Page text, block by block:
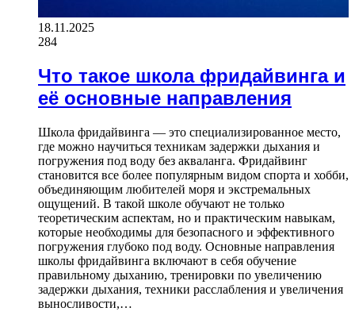
18.11.2025
284
Что такое школа фридайвинга и
её основные направления
Школа фридайвинга — это специализированное место,
где можно научиться техникам задержки дыхания и
погружения под воду без акваланга. Фридайвинг
становится все более популярным видом спорта и хобби,
объединяющим любителей моря и экстремальных
ощущений. В такой школе обучают не только
теоретическим аспектам, но и практическим навыкам,
которые необходимы для безопасного и эффективного
погружения глубоко под воду. Основные направления
школы фридайвинга включают в себя обучение
правильному дыханию, тренировки по увеличению
задержки дыхания, техники расслабления и увеличения
выносливости,…